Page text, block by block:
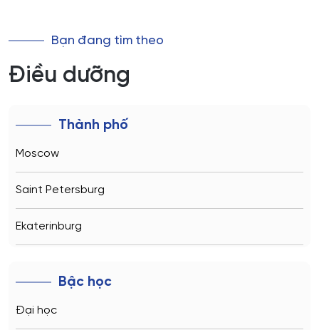
Bạn đang tìm theo
Điều dưỡng
Thành phố
Moscow
Saint Petersburg
Ekaterinburg
Bậc học
Đại học